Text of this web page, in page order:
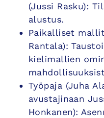
(Jussi Rasku):
alustus.
Paikalliset
Rantala):
kielimallien
Työpaja (Juha
avustajinaan
Honkanen):